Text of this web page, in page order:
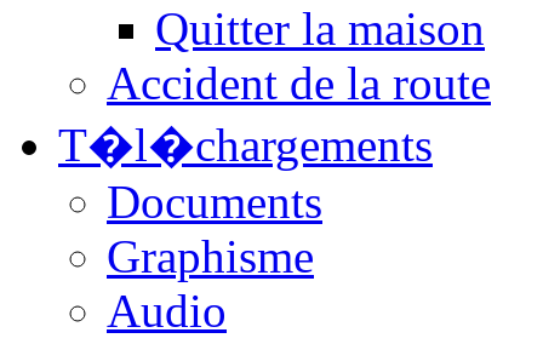
Quitter la maison
Accident de la route
T�l�chargements
Documents
Graphisme
Audio